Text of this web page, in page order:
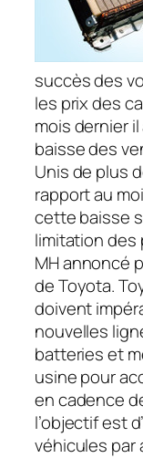
succès des
les prix des
mois dernier
baisse des
Unis de plus
rapport au
cette baisse
limitation
MH annoncé
de Toyota.
doivent
nouvelles
batteries et
usine pour
en cadence
l’objectif est
véhicules par